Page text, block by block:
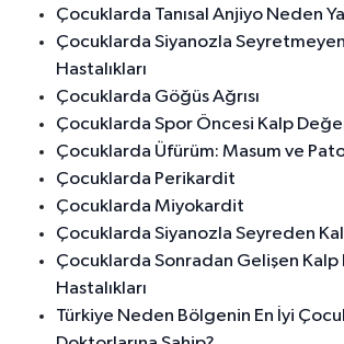
Çocuklarda Tanısal Anjiyo Neden
Çocuklarda Siyanozla
Hastalıkları
Çocuklarda Göğüs Ağrısı
Çocuklarda Spor Öncesi Kalp
Çocuklarda Üfürüm: Masum ve
Çocuklarda Perikardit
Çocuklarda Miyokardit
Çocuklarda Siyanozla Seyreden
Çocuklarda Sonradan Gelişen Kalp
Hastalıkları
Türkiye Neden Bölgenin En İyi